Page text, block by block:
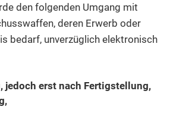
den folgenden Umgang mit
deren Erwerb oder
bedarf, unverzüglich elektronisch
jedoch erst nach Fertigstellung,